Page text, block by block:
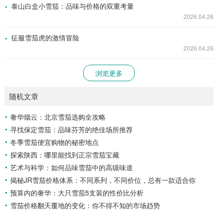
泰山白盒小雪茄：品味与价格的双重考量
2026.04.26
征服雪茄虎的激情冒险
2026.04.26
浏览更多
随机文章
奢华烟云：北京雪茄选购全攻略
寻找保定雪茄：品味芬芳的绝佳场所推荐
冬季雪茄便宜购物的秘密地点
探索陕西：哪里能找到正宗雪茄宝藏
艺术与科学：如何品味雪茄中的高级味道
揭秘JR雪茄价格体系：不同系列，不同价位，总有一款适合你
预算内的奢华：大只雪茄5支装的性价比分析
雪茄价格翻天覆地的变化：你不得不知的市场趋势